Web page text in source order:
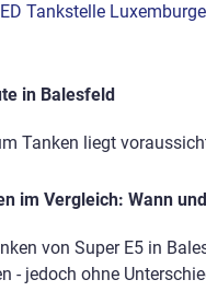
ED Tankstelle
in Balesfeld
Tanken liegt
im Vergleich: Wann
von Super E5 in
- jedoch ohne